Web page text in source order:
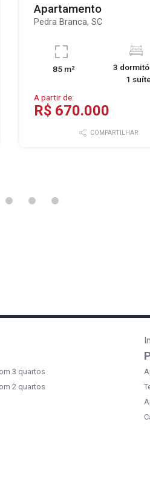
Apartamento
Pedra Branca, SC
85 m²
3
1
A partir de:
R$ 670.000
COMPARTILHAR
3 quartos
2 quartos